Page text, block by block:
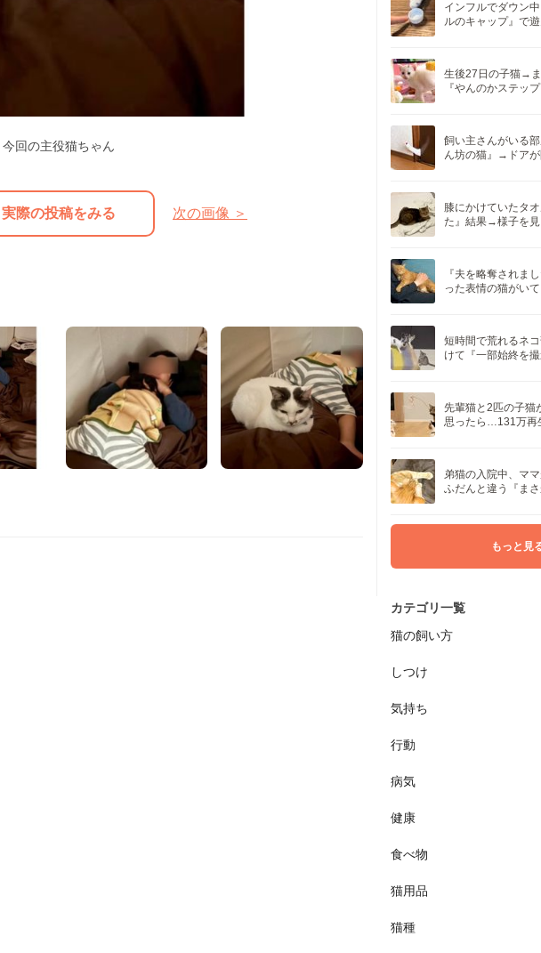
今回の主役猫ちゃん
実際の投稿をみる 次の画像 ＞
インフルでダウン
ルのキャップ』で
生後27日の子猫→
『やんのかステッ
飼い主さんがいる
ん坊の猫』→ドア
膝にかけていたタ
た』結果→様子を
『夫を略奪されま
った表情の猫がい
短時間で荒れるネ
けて『一部始終を
先輩猫と2匹の子猫
思ったら…131万再
弟猫の入院中、マ
ふだんと違う『ま
もっと見
カテゴリ一覧
猫の飼い方
しつけ
気持ち
行動
病気
健康
食べ物
猫用品
猫種